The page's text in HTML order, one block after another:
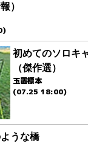
）
初めてのソロキ
（傑作選）
玉置標本
(07.25 18:00)
ような橋